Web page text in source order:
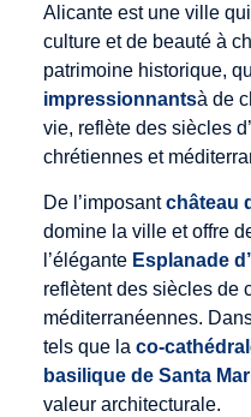
Alicante est une ville
culture et de beauté à
patrimoine historique,
impressionnantsà de
vie, reflète des siècles
chrétiennes et
De l’imposantchâteau
domine la ville et offre
l’élégante Esplanade
reflètent des siècles de
méditerranéennes.
tels que la co-
basilique de Santa
valeur architecturale.